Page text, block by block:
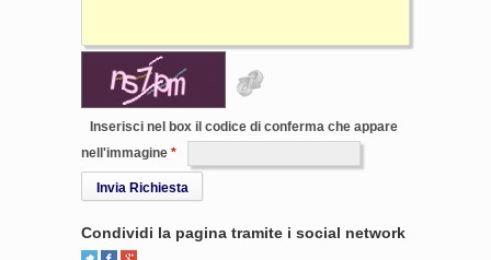
Inserisci nel box il codice di conferma che appare
nell'immagine
Invia Richiesta
Condividi la pagina tramite i social network